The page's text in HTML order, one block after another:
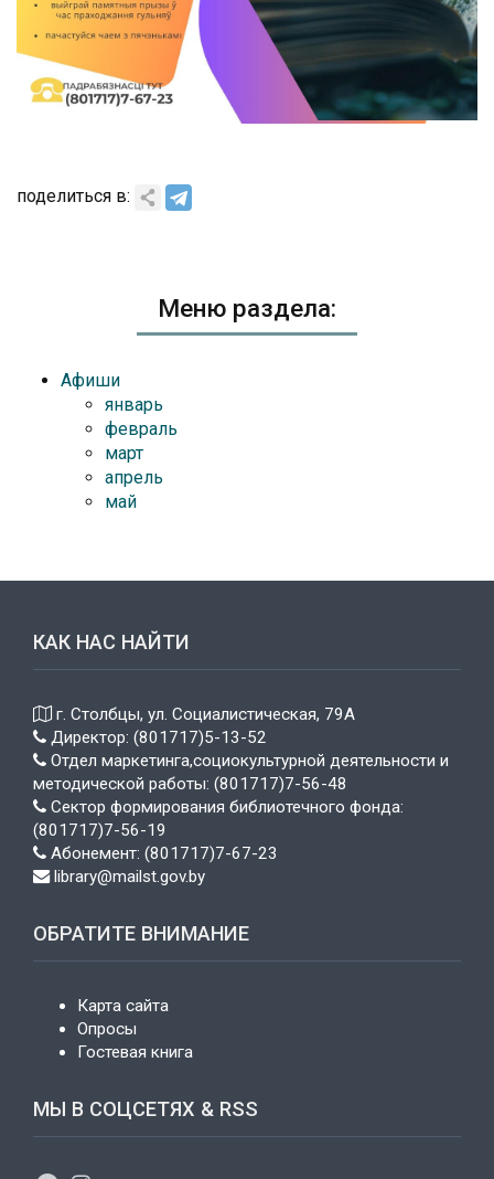
поделиться в:
Меню раздела:
Афиши
январь
февраль
март
апрель
май
КАК НАС НАЙТИ
г. Столбцы, ул. Социалистическая, 79А
Директор: (801717)5-13-52
Отдел маркетинга,социокультурной деятельности и
методической работы: (801717)7-56-48
Сектор формирования библиотечного фонда:
(801717)7-56-19
Абонемент: (801717)7-67-23
library@mailst.gov.by
ОБРАТИТЕ ВНИМАНИЕ
Карта сайта
Опросы
Гостевая книга
МЫ В СОЦСЕТЯХ & RSS